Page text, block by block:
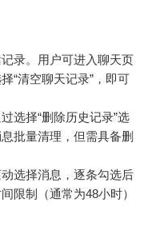
录。用户可进入聊天页
“清空聊天记录”，即可
选择“删除历史记录”选
批量清理，但需具备删
选择消息，逐条勾选后
限制（通常为48小时）